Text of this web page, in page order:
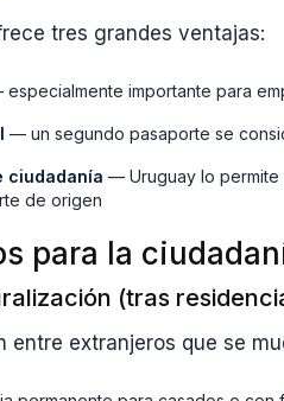
tres grandes ventajas:
importante para
— un segundo pasaporte se
ciudadanía — Uruguay lo permite
de origen
para la
(tras
entre extranjeros que se